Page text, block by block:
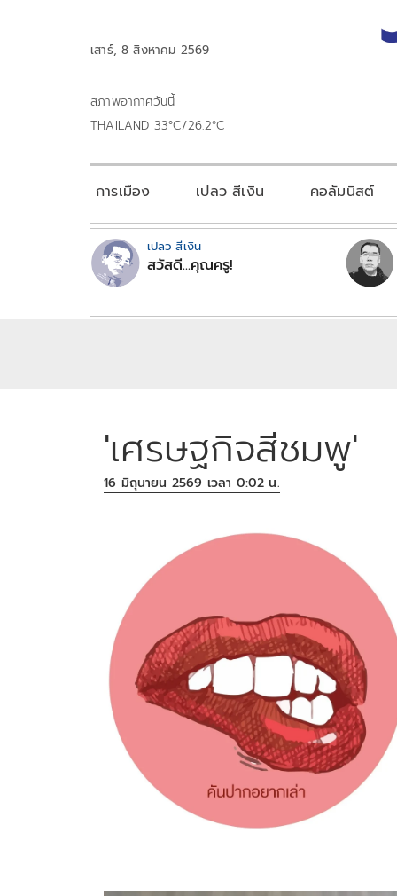
เสาร์, 8 สิงหาคม 2569
สภาพอากาศวันนี้
THAILAND 33°C/26.2°C
การเมือง เปลว สีเงิน คอลัมนิสต์
เปลว สีเงิน
สวัสดี...คุณครู!
'เศรษฐกิจสีชมพู'
16 มิถุนายน 2569 เวลา 0:02 น.